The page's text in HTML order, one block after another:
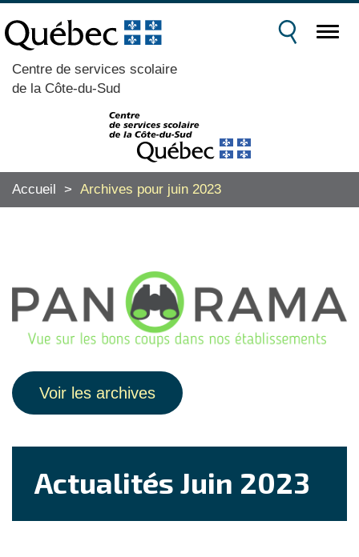
Centre de services scolaire
de la Côte-du-Sud
Accueil > Archives pour juin 2023
Voir les archives
Actualités Juin 2023